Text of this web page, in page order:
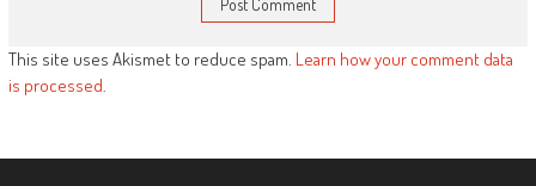
This site uses Akismet to reduce spam. Learn how your comment data
is processed.